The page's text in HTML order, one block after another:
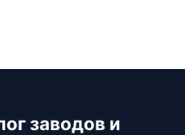
заводов и